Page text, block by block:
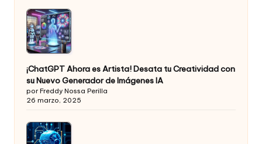
¡ChatGPT Ahora es Artista! Desata tu Creatividad con
su Nuevo Generador de Imágenes IA
por Freddy Nossa Perilla
26 marzo, 2025